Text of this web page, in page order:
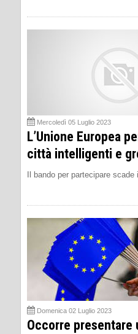
Mercoledì 05 Luglio 2023
L’Unione Europea
città intelligenti e
Il bando per partecipare scade
Domenica 02 Luglio 2023
Occorre presentare